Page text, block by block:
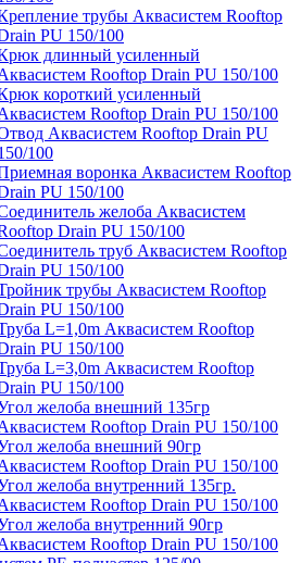
трубы Аквасистем Rooftop
PU 150/100
длинный усиленный
Rooftop Drain PU 150/100
короткий усиленный
Rooftop Drain PU 150/100
Аквасистем Rooftop Drain PU
100
воронка Аквасистем Rooftop
PU 150/100
желоба Аквасистем
Drain PU 150/100
труб Аквасистем Rooftop
PU 150/100
трубы Аквасистем Rooftop
PU 150/100
L=1,0m Аквасистем Rooftop
PU 150/100
L=3,0m Аквасистем Rooftop
PU 150/100
желоба внешний 135гр
Rooftop Drain PU 150/100
желоба внешний 90гр
Rooftop Drain PU 150/100
желоба внутренний 135гр.
Rooftop Drain PU 150/100
желоба внутренний 90гр
Rooftop Drain PU 150/100